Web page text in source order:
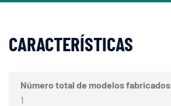
CARACTERÍSTICAS
Número total de modelos fabricados
1